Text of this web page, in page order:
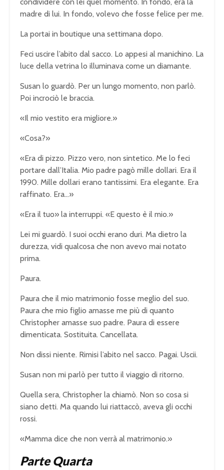
madre di lui. In fondo, volevo che fosse felice per me.
La portai in boutique una settimana dopo.
Feci uscire l’abito dal sacco. Lo appesi al manichino. La
luce della vetrina lo illuminava come un diamante.
Susan lo guardò. Per un lungo momento, non parlò.
Poi incrociò le braccia.
«Il mio vestito era migliore.»
«Cosa?»
«Era di pizzo. Pizzo vero, non sintetico. Me lo feci
portare dall’Italia. Mio padre pagò mille dollari. Era il
1990. Mille dollari erano tantissimi. Era elegante. Era
raffinato. Era…»
«Era il tuo» la interruppi. «E questo è il mio.»
Lei mi guardò. I suoi occhi erano duri. Ma dietro la
durezza, vidi qualcosa che non avevo mai notato
prima.
Paura.
Paura che il mio matrimonio fosse meglio del suo.
Paura che mio figlio amasse me più di quanto
Christopher amasse suo padre. Paura di essere
dimenticata. Sostituita. Cancellata.
Non dissi niente. Rimisi l’abito nel sacco. Pagai. Uscii.
Susan non mi parlò per tutto il viaggio di ritorno.
Quella sera, Christopher la chiamò. Non so cosa si
siano detti. Ma quando lui riattaccò, aveva gli occhi
rossi.
«Mamma dice che non verrà al matrimonio.»
Parte Quarta